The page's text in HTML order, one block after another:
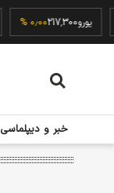
یورو217,300
خبر و دیپلماسی